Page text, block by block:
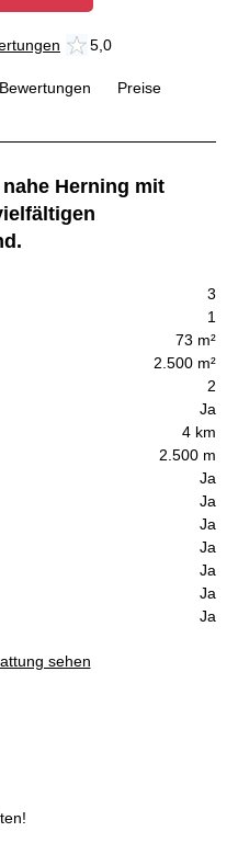
5,0
Bewertungen
Preise
Herning mit
3
1
73 m²
2.500 m²
2
Ja
4 km
2.500 m
Ja
Ja
Ja
Ja
Ja
Ja
Ja
sehen